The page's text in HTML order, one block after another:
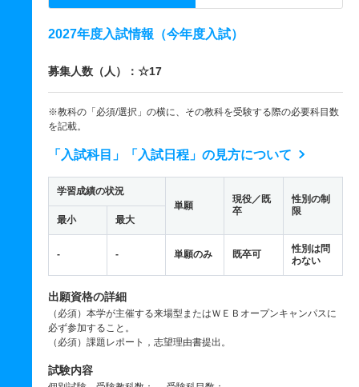
2027年度入試情報（今年度入試）
募集人数（人）：☆17
※教科の「必須/選択」の横に、その教科を受験する際の必要科目数
を記載。
「入試科目」「入試日程」の見方について
学習成績の状況
単願
現役／既
卒
性別の制
限
最小 最大
- - 単願のみ 既卒可
性別は問
わない
出願資格の詳細
（必須）本学が主催する来場型またはＷＥＢオープンキャンパスに
必ず参加すること。
（必須）課題レポート，志望理由書提出。
試験内容